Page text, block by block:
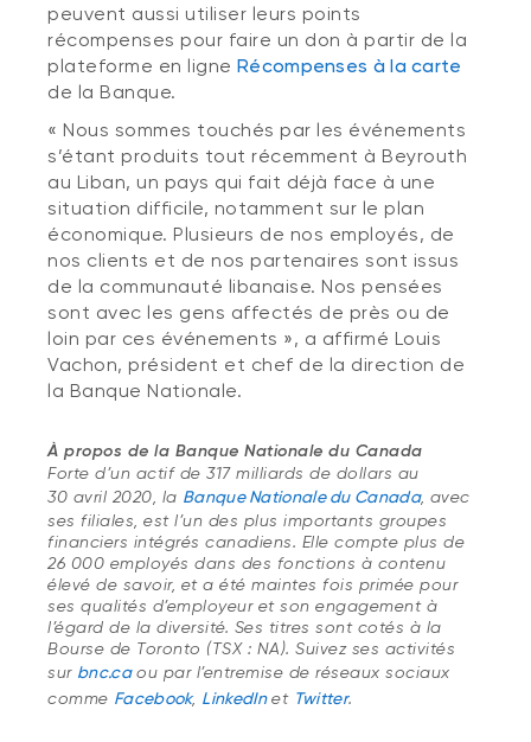
peuvent aussi utiliser leurs points
récompenses pour faire un don à partir de la
plateforme en ligne Récompenses à la carte
de la Banque.
« Nous sommes touchés par les événements
s’étant produits tout récemment à Beyrouth
au Liban, un pays qui fait déjà face à une
situation difficile, notamment sur le plan
économique. Plusieurs de nos employés, de
nos clients et de nos partenaires sont issus
de la communauté libanaise. Nos pensées
sont avec les gens affectés de près ou de
loin par ces événements », a affirmé Louis
Vachon, président et chef de la direction de
la Banque Nationale.
À propos de la Banque Nationale du Canada
Forte d’un actif de 317 milliards de dollars au
30 avril 2020, la Banque Nationale du Canada, avec
ses filiales, est l’un des plus importants groupes
financiers intégrés canadiens. Elle compte plus de
26 000 employés dans des fonctions à contenu
élevé de savoir, et a été maintes fois primée pour
ses qualités d’employeur et son engagement à
l’égard de la diversité. Ses titres sont cotés à la
Bourse de Toronto (TSX : NA). Suivez ses activités
sur bnc.ca ou par l’entremise de réseaux sociaux
comme Facebook, LinkedIn et Twitter.